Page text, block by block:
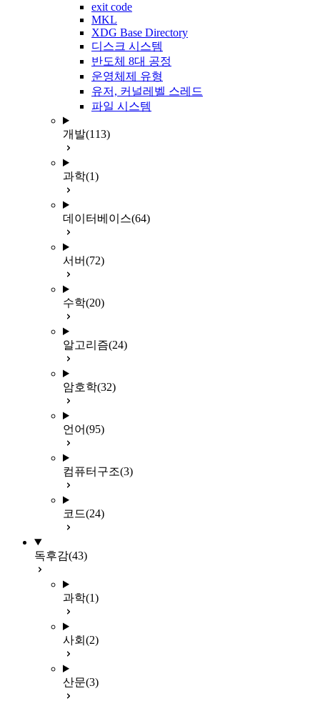
exit code
MKL
XDG Base Directory
디스크 시스템
반도체 8대 공정
운영체제 유형
유저, 커널레벨 스레드
파일 시스템
개발(113)
과학(1)
데이터베이스(64)
서버(72)
수학(20)
알고리즘(24)
암호학(32)
언어(95)
컴퓨터구조(3)
코드(24)
독후감(43)
과학(1)
사회 (2)
산문(3)